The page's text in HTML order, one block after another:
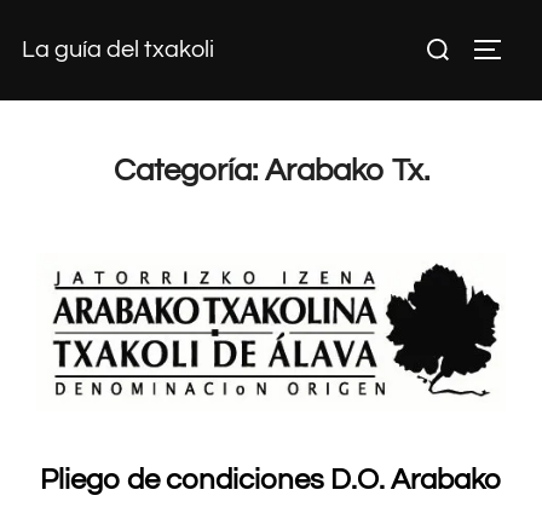
La guía del txakoli Buscar:
Categoría: Arabako Tx.
Pliego de condiciones D.O. Arabako